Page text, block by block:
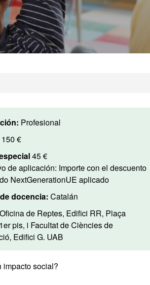
Profesional
150 €
45 €
Importe con el descuento
NextGenerationUE aplicado
docencia: Catalán
Oficina de Reptes, Edifici RR, Plaça
pis, i Facultat de Ciències de
Edifici G. UAB
impacto social?